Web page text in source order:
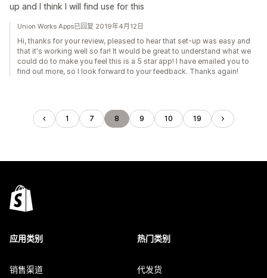
up and I think I will find use for this
Union Works Apps已回复 2019年4月12日
Hi, thanks for your review, pleased to hear that set-up was easy and
that it's working well so far! It would be great to understand what we
could do to make you feel this is a 5 star app! I have emailed you to
find out more, so I look forward to your feedback. Thanks again!
1 7 8 9 10 19
应用类别
销售渠道
热门类别
代发货